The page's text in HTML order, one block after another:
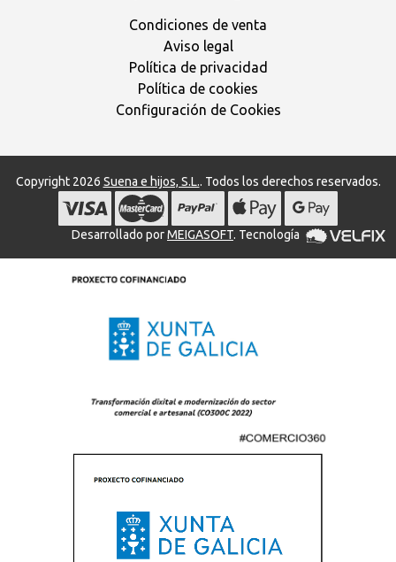
Condiciones de venta
Aviso legal
Política de privacidad
Política de cookies
Configuración de Cookies
Copyright 2026 Suena e hijos, S.L.. Todos los derechos reservados.
Desarrollado porMEIGASOFT. Tecnología